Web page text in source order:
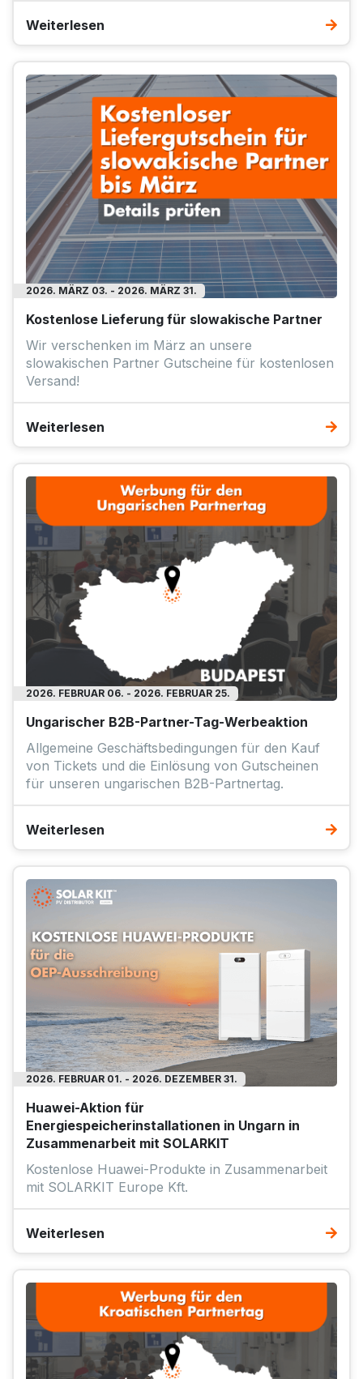
Weiterlesen
2026. MÄRZ 03. - 2026. MÄRZ 31.
Kostenlose Lieferung für slowakische Partner
Wir verschenken im März an unsere
slowakischen Partner Gutscheine für kostenlosen
Versand!
Weiterlesen
2026. FEBRUAR 06. - 2026. FEBRUAR 25.
Ungarischer B2B-Partner-Tag-Werbeaktion
Allgemeine Geschäftsbedingungen für den Kauf
von Tickets und die Einlösung von Gutscheinen
für unseren ungarischen B2B-Partnertag.
Weiterlesen
2026. FEBRUAR 01. - 2026. DEZEMBER 31.
Huawei-Aktion für
Energiespeicherinstallationen in Ungarn in
Zusammenarbeit mit SOLARKIT
Kostenlose Huawei-Produkte in Zusammenarbeit
mit SOLARKIT Europe Kft.
Weiterlesen